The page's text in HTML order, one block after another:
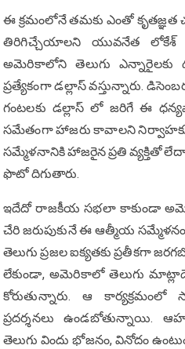
ఈ క్రమంలోనే తమకు ఎంతో కృతజ్ఞత
తిరిగిచ్చేయాలని యువనేత లోకేశ్
అమెరికాలోని తెలుగు ఎన్నారైలకు
ప్రత్యేకంగా డల్లాస్ వస్తున్నారు.
గంటలకు డల్లాస్ లో జరిగే ఈ
సమేతంగా హాజరు కావాలని
సమ్మేళనానికి హాజరైన ప్రతి వ్యక్తితో లేదా
ఫొటో దిగుతారు.
ఇదేదో రాజకీయ సభలా కాకుండా
చేరి జరుపుకునే ఈ ఆత్మీయ
తెలుగు ప్రజల ఐక్యతకు ప్రతీకగా
లేకుండా, అమెరికాలో తెలుగు
కోరుతున్నారు. ఆ కార్యక్రమంలో
ప్రదర్శనలు ఉండబోతున్నాయి.
తెలుగు విందు భోజనం, వినోదం